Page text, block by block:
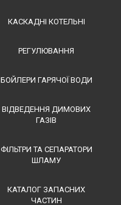
КАСКАДНІ КОТЕЛЬНІ
РЕГУЛЮВАННЯ
БОЙЛЕРИ ГАРЯЧОЇ ВОДИ
ВІДВЕДЕННЯ ДИМОВИХ
ГАЗІВ
ФІЛЬТРИ ТА СЕПАРАТОРИ
ШЛАМУ
КАТАЛОГ ЗАПАСНИХ
ЧАСТИН